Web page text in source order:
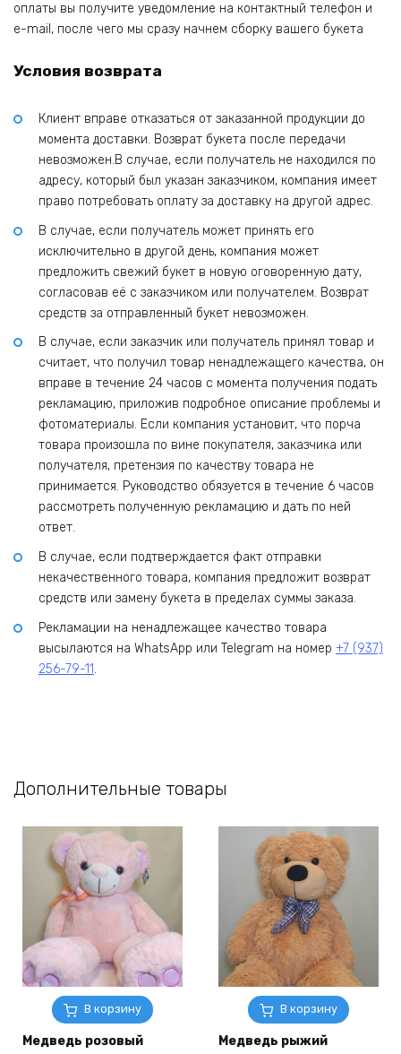
оплаты вы получите уведомление на контактный телефон и
e-mail, после чего мы сразу начнем сборку вашего букета
Условия возврата
Клиент вправе отказаться от заказанной продукции до
момента доставки. Возврат букета после передачи
невозможен.В случае, если получатель не находился по
адресу, который был указан заказчиком, компания имеет
право потребовать оплату за доставку на другой адрес.
В случае, если получатель может принять его
исключительно в другой день, компания может
предложить свежий букет в новую оговоренную дату,
согласовав её с заказчиком или получателем. Возврат
средств за отправленный букет невозможен.
В случае, если заказчик или получатель принял товар и
считает, что получил товар ненадлежащего качества, он
вправе в течение 24 часов с момента получения подать
рекламацию, приложив подробное описание проблемы и
фотоматериалы. Если компания установит, что порча
товара произошла по вине покупателя, заказчика или
получателя, претензия по качеству товара не
принимается. Руководство обязуется в течение 6 часов
рассмотреть полученную рекламацию и дать по ней
ответ.
В случае, если подтверждается факт отправки
некачественного товара, компания предложит возврат
средств или замену букета в пределах суммы заказа.
Рекламации на ненадлежащее качество товара
высылаются на WhatsApp или Telegram на номер +7 (937)
256-79-11.
Дополнительные товары
В корзину
Медведь розовый
В корзину
Медведь рыжий